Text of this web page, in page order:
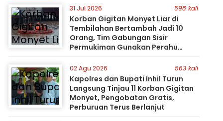
31 Jul 2026 598 kali
Korban Gigitan Monyet Liar di
Tembilahan Bertambah Jadi 10
Orang, Tim Gabungan Sisir
Permukiman Gunakan Perahu
Karet
02 Agu 2026 563 kali
Kapolres dan Bupati Inhil Turun
Langsung Tinjau 11 Korban Gigitan
Monyet, Pengobatan Gratis,
Perburuan Terus Berlanjut